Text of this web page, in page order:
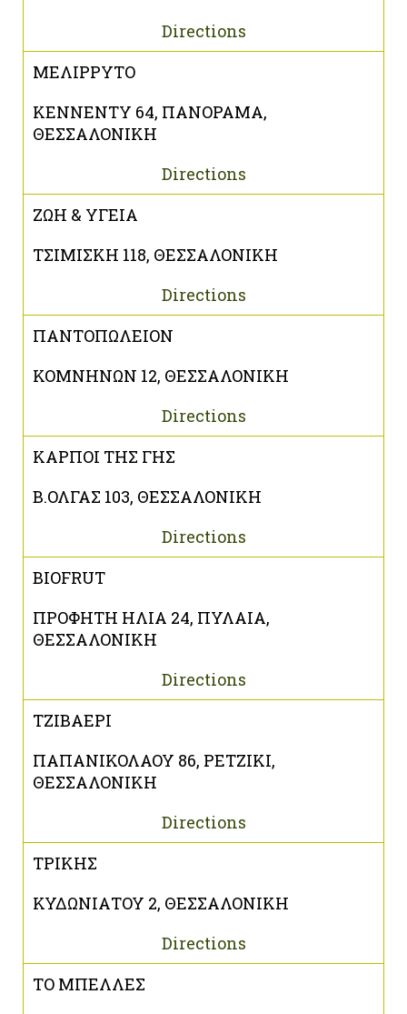
Directions
ΜΕΛΙΡΡΥΤΟ
ΚΕΝΝΕΝΤΥ 64, ΠΑΝΟΡΑΜΑ,
ΘΕΣΣΑΛΟΝΙΚΗ
Directions
ΖΩΗ & ΥΓΕΙΑ
ΤΣΙΜΙΣΚΗ 118, ΘΕΣΣΑΛΟΝΙΚΗ
Directions
ΠΑΝΤΟΠΩΛΕΙΟΝ
ΚΟΜΝΗΝΩΝ 12, ΘΕΣΣΑΛΟΝΙΚΗ
Directions
ΚΑΡΠΟΙ ΤΗΣ ΓΗΣ
Β.ΟΛΓΑΣ 103, ΘΕΣΣΑΛΟΝΙΚΗ
Directions
BIOFRUT
ΠΡΟΦΗΤΗ ΗΛΙΑ 24, ΠΥΛΑΙΑ,
ΘΕΣΣΑΛΟΝΙΚΗ
Directions
ΤΖΙΒΑΕΡΙ
ΠΑΠΑΝΙΚΟΛΑΟΥ 86, ΡΕΤΖΙΚΙ,
ΘΕΣΣΑΛΟΝΙΚΗ
Directions
ΤΡΙΚΗΣ
ΚΥΔΩΝΙΑΤΟΥ 2, ΘΕΣΣΑΛΟΝΙΚΗ
Directions
ΤΟ ΜΠΕΛΛΕΣ